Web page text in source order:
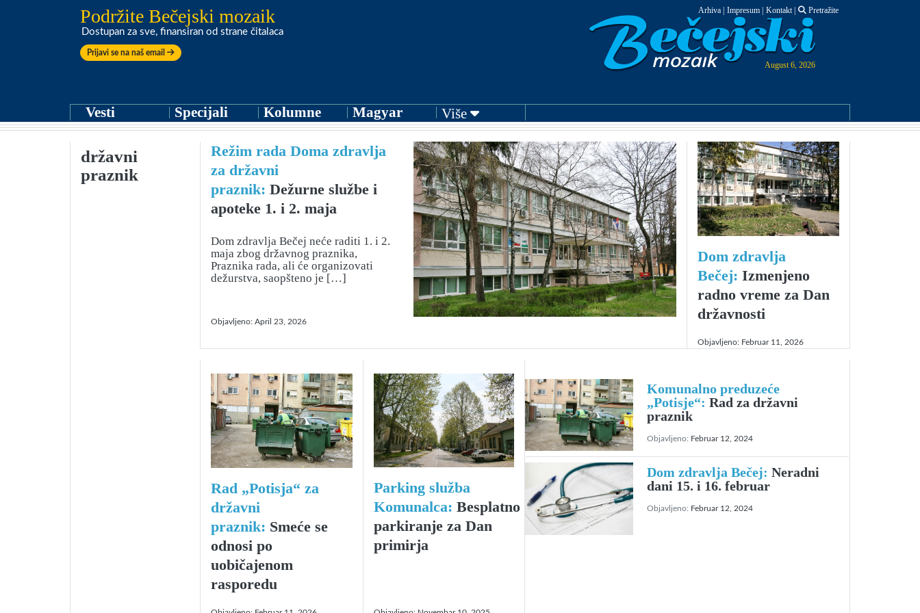
Podržite Bečejski mozaik
Dostupan za sve, finansiran od strane čitalaca
Prijavi se na naš email
Arhiva Impresum Kontakt| Pretražite
August 6, 2026
Vesti Specijali Kolumne Magyar Više
državni
praznik
Režim rada Doma zdravlja
za državni
praznik: Dežurne službe i
apoteke 1. i 2. maja
Dom zdravlja Bečej neće raditi 1. i 2.
maja zbog državnog praznika,
Praznika rada, ali će organizovati
dežurstva, saopšteno je […]
Objavljeno: April 23, 2026
Dom zdravlja
Bečej: Izmenjeno
radno vreme za Dan
državnosti
Objavljeno: Februar 11, 2026
Rad „Potisja“ za
državni
praznik: Smeće se
odnosi po
uobičajenom
rasporedu
Parking služba
Komunalca: Besplatno
parkiranje za Dan
primirja
Komunalno preduzeće
„Potisje“: Rad za državni
praznik
Objavljeno: Februar 12, 2024
Dom zdravlja Bečej: Neradni
dani 15. i 16. februar
Objavljeno: Februar 12, 2024